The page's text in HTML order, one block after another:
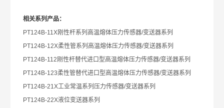
相关系列产品：
PT124B-11X刚性杆系列高温熔体压力传感器/变送器系列
PT124B-12X柔性管系列高温熔体压力传感器/变送器系列
PT124B-112 刚性杆替代进口型高温熔体压力传感器/变送器系列
PT124B-123柔性管替代进口型高温熔体压力传感器/变送器系列
PT124B-21X工业常温系列压力传感器/变送器系列
PT124B-22X液位变送器系列